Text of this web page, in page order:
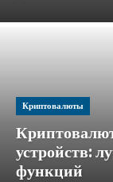
Криптовалюты
устройств:
функций